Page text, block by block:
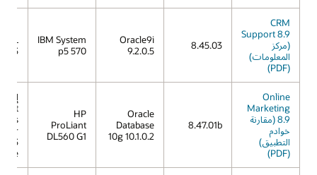
CRM
Support 8.9
(مركز
المعلومات)
(PDF)
8.45.03
Oracle9i
9.2.0.5
IBM System
p5 570
V5.3
Online
Marketing
8.9 (مقارنة
خوادم
التطبيق)
(PDF)
8.47.01b
Oracle
Database
10g 10.1.0.2
HP
ProLiant
DL560 G1